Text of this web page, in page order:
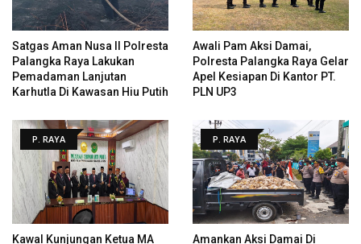
Satgas Aman Nusa II Polresta
Palangka Raya Lakukan
Pemadaman Lanjutan
Karhutla Di Kawasan Hiu Putih
Awali Pam Aksi Damai,
Polresta Palangka Raya Gelar
Apel Kesiapan Di Kantor PT.
PLN UP3
P. RAYA
Kawal Kunjungan Ketua MA
P. RAYA
Amankan Aksi Damai Di